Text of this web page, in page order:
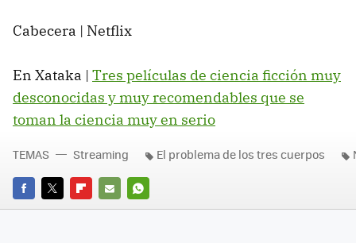
Cabecera | Netflix
En Xataka | Tres películas de ciencia ficción muy
desconocidas y muy recomendables que se
toman la ciencia muy en serio
FACEBOOK
TWITTERFLIPBOARD
E-
WHATSAPP
TEMAS Streaming El problema de los tres cuerpos